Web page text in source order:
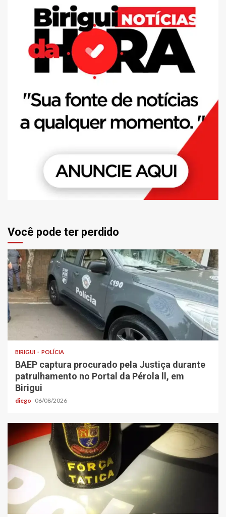
Você pode ter perdido
BIRIGUI POLÍCIA
BAEP captura procurado pela Justiça durante
patrulhamento no Portal da Pérola ll, em
Birigui
diego 06/08/2026